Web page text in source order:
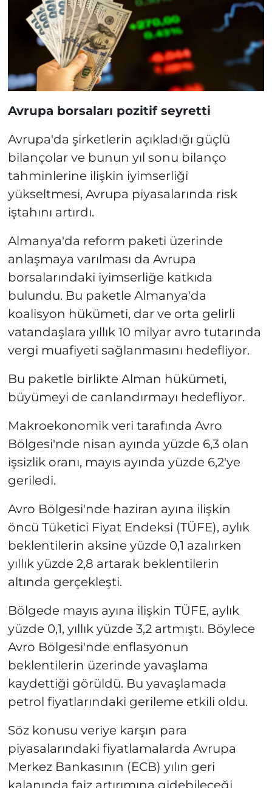
Avrupa borsaları pozitif seyretti
Avrupa'da şirketlerin açıkladığı güçlü
bilançolar ve bunun yıl sonu bilanço
tahminlerine ilişkin iyimserliği
yükseltmesi, Avrupa piyasalarında risk
iştahını artırdı.
Almanya'da reform paketi üzerinde
anlaşmaya varılması da Avrupa
borsalarındaki iyimserliğe katkıda
bulundu. Bu paketle Almanya'da
koalisyon hükümeti, dar ve orta gelirli
vatandaşlara yıllık 10 milyar avro tutarında
vergi muafiyeti sağlanmasını hedefliyor.
Bu paketle birlikte Alman hükümeti,
büyümeyi de canlandırmayı hedefliyor.
Makroekonomik veri tarafında Avro
Bölgesi'nde nisan ayında yüzde 6,3 olan
işsizlik oranı, mayıs ayında yüzde 6,2'ye
geriledi.
Avro Bölgesi'nde haziran ayına ilişkin
öncü Tüketici Fiyat Endeksi (TÜFE), aylık
beklentilerin aksine yüzde 0,1 azalırken
yıllık yüzde 2,8 artarak beklentilerin
altında gerçekleşti.
Bölgede mayıs ayına ilişkin TÜFE, aylık
yüzde 0,1, yıllık yüzde 3,2 artmıştı. Böylece
Avro Bölgesi'nde enflasyonun
beklentilerin üzerinde yavaşlama
kaydettiği görüldü. Bu yavaşlamada
petrol fiyatlarındaki gerileme etkili oldu.
Söz konusu veriye karşın para
piyasalarındaki fiyatlamalarda Avrupa
Merkez Bankasının (ECB) yılın geri
kalanında faiz artırımına gidebileceği